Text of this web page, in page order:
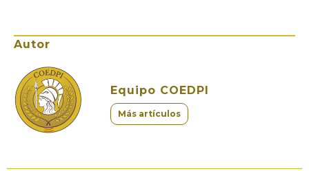
Autor
Equipo COEDPI
Más artículos